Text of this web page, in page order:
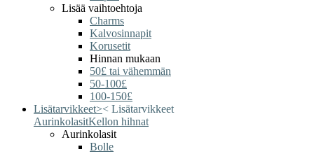
Lisää vaihtoehtoja
Charms
Kalvosinnapit
Korusetit
Hinnan mukaan
50£ tai vähemmän
50-100£
100-150£
Lisätarvikkeet>< Lisätarvikkeet
AurinkolasitKellon hihnat
Aurinkolasit
Bolle